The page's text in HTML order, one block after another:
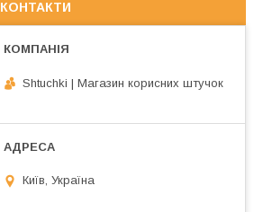
КОНТАКТИ
Shtuchki | Магазин корисних штучок
Київ, Україна